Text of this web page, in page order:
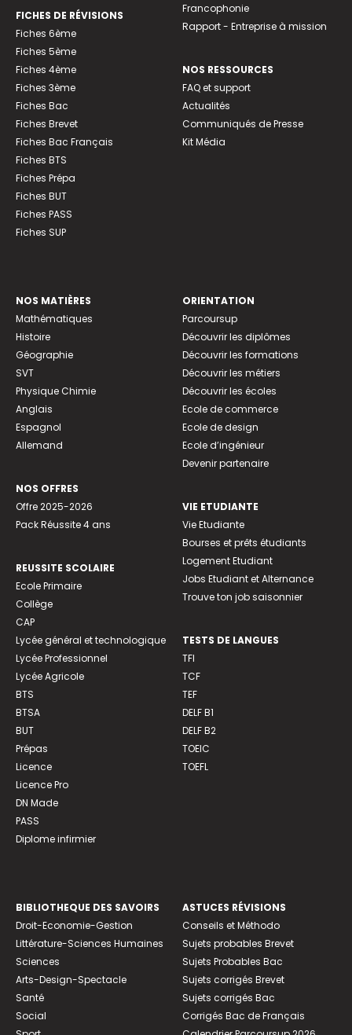
FICHES DE RÉVISIONS
Fiches 6ème
Fiches 5ème
Fiches 4ème
Fiches 3ème
Fiches Bac
Fiches Brevet
Fiches Bac Français
Fiches BTS
Fiches Prépa
Fiches BUT
Fiches PASS
Fiches SUP
Francophonie
Rapport - Entreprise à mission
NOS RESSOURCES
FAQ et support
Actualités
Communiqués de Presse
Kit Média
NOS MATIÈRES
Mathématiques
Histoire
Géographie
SVT
Physique Chimie
Anglais
Espagnol
Allemand
NOS OFFRES
Offre 2025-2026
Pack Réussite 4 ans
REUSSITE SCOLAIRE
Ecole Primaire
Collège
CAP
Lycée général et technologique
Lycée Professionnel
Lycée Agricole
BTS
BTSA
BUT
Prépas
Licence
Licence Pro
DN Made
PASS
Diplome infirmier
ORIENTATION
Parcoursup
Découvrir les diplômes
Découvrir les formations
Découvrir les métiers
Découvrir les écoles
Ecole de commerce
Ecole de design
Ecole d’ingénieur
Devenir partenaire
VIE ETUDIANTE
Vie Etudiante
Bourses et prêts étudiants
Logement Etudiant
Jobs Etudiant et Alternance
Trouve ton job saisonnier
TESTS DE LANGUES
TFI
TCF
TEF
DELF B1
DELF B2
TOEIC
TOEFL
BIBLIOTHEQUE DES SAVOIRS
Droit-Economie-Gestion
Littérature-Sciences Humaines
Sciences
Arts-Design-Spectacle
Santé
Social
ASTUCES RÉVISIONS
Conseils et Méthodo
Sujets probables Brevet
Sujets Probables Bac
Sujets corrigés Brevet
Sujets corrigés Bac
Corrigés Bac de Français